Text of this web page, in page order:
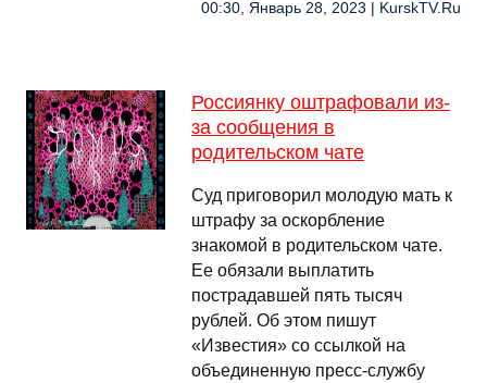
00:30, Январь 28, 2023 | KurskTV.Ru
Россиянку оштрафовали из-
за сообщения в
родительском чате
Суд приговорил молодую мать к
штрафу за оскорбление
знакомой в родительском чате.
Ее обязали выплатить
пострадавшей пять тысяч
рублей. Об этом пишут
«Известия» со ссылкой на
объединенную пресс-службу